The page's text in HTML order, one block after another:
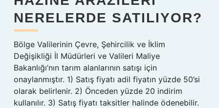
NERELERDE SATILIYOR?
Bölge Valilerinin Çevre, Şehircilik ve İklim
Değişikliği İl Müdürleri ve Valileri Maliye
Bakanlığı’nın tarım alanlarının satışı için
onaylanmıştır. 1) Satış fiyatı adil fiyatın yüzde 50’si
olarak belirlenir. 2) Önceden yüzde 20 indirim
kullanılır. 3) Satış fiyatı taksitler halinde ödenebilir.